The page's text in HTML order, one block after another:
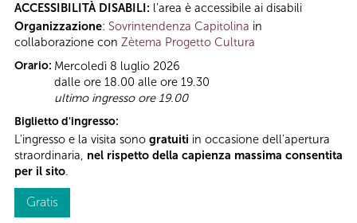
ACCESSIBILITÀ DISABILI: l'area è accessibile ai disabili
Organizzazione: Sovrintendenza Capitolina in
collaborazione con Zètema Progetto Cultura
Orario: Mercoledì 8 luglio 2026
dalle ore 18.00 alle ore 19.30
ultimo ingresso ore 19.00
Biglietto d'ingresso:
L'ingresso e la visita sono gratuiti in occasione dell’apertura
straordinaria, nel rispetto della capienza massima consentita
per il sito.
Gratis